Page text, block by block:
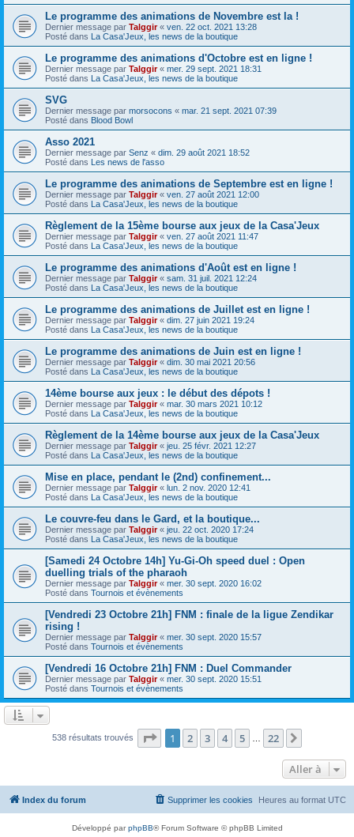
Le programme des animations de Novembre est la !
Dernier message par Talggir« ven. 22 oct. 2021 13:28
Posté dans La Casa'Jeux, les news de la boutique
Le programme des animations d'Octobre est en ligne !
Dernier message par Talggir« mer. 29 sept. 2021 18:31
Posté dans La Casa'Jeux, les news de la boutique
SVG
Dernier message par morsocons « mar. 21 sept. 2021 07:39
Posté dans Blood Bowl
Asso 2021
Dernier message par Senz « dim. 29 août 2021 18:52
Posté dans Les news de l'asso
Le programme des animations de Septembre est en ligne !
Dernier message par Talggir« ven. 27 août 2021 12:00
Posté dans La Casa'Jeux, les news de la boutique
Règlement de la 15ème bourse aux jeux de la Casa'Jeux
Dernier message par Talggir« ven. 27 août 2021 11:47
Posté dans La Casa'Jeux, les news de la boutique
Le programme des animations d'Août est en ligne !
Dernier message par Talggir« sam. 31 juil. 2021 12:24
Posté dans La Casa'Jeux, les news de la boutique
Le programme des animations de Juillet est en ligne !
Dernier message par Talggir« dim. 27 juin 2021 19:24
Posté dans La Casa'Jeux, les news de la boutique
Le programme des animations de Juin est en ligne !
Dernier message par Talggir« dim. 30 mai 2021 20:56
Posté dans La Casa'Jeux, les news de la boutique
14ème bourse aux jeux : le début des dépots !
Dernier message par Talggir« mar. 30 mars 2021 10:12
Posté dans La Casa'Jeux, les news de la boutique
Règlement de la 14ème bourse aux jeux de la Casa'Jeux
Dernier message par Talggir« jeu. 25 févr. 2021 12:27
Posté dans La Casa'Jeux, les news de la boutique
Mise en place, pendant le (2nd) confinement...
Dernier message par Talggir« lun. 2 nov. 2020 12:41
Posté dans La Casa'Jeux, les news de la boutique
Le couvre-feu dans le Gard, et la boutique...
Dernier message par Talggir« jeu. 22 oct. 2020 17:24
Posté dans La Casa'Jeux, les news de la boutique
[Samedi 24 Octobre 14h] Yu-Gi-Oh speed duel : Open
duelling trials of the pharaoh
Dernier message par Talggir« mer. 30 sept. 2020 16:02
Posté dans Tournois et évènements
[Vendredi 23 Octobre 21h] FNM : finale de la ligue Zendikar
rising !
Dernier message par Talggir« mer. 30 sept. 2020 15:57
Posté dans Tournois et évènements
[Vendredi 16 Octobre 21h] FNM : Duel Commander
Dernier message par Talggir« mer. 30 sept. 2020 15:51
Posté dans Tournois et évènements
538 résultats trouvés Page 1sur22
1 2 3 4 5 22
Aller à
Index du forum Heures au format UTC
Supprimer les cookies
Développé parphpBB® Forum Software © phpBB Limited